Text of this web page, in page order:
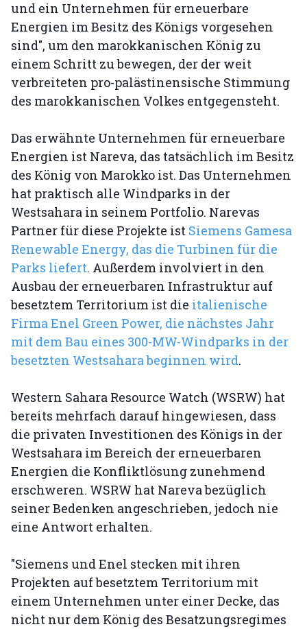
und ein Unternehmen für erneuerbare
Energien im Besitz des Königs vorgesehen
sind", um den marokkanischen König zu
einem Schritt zu bewegen, der der weit
verbreiteten pro-palästinensische Stimmung
des marokkanischen Volkes entgegensteht.
Das erwähnte Unternehmen für erneuerbare
Energien ist Nareva, das tatsächlich im Besitz
des König von Marokko ist. Das Unternehmen
hat praktisch alle Windparks in der
Westsahara in seinem Portfolio. Narevas
Partner für diese Projekte ist Siemens Gamesa
Renewable Energy, das die Turbinen für die
Parks liefert. Außerdem involviert in den
Ausbau der erneuerbaren Infrastruktur auf
besetztem Territorium ist die italienische
Firma Enel Green Power, die nächstes Jahr
mit dem Bau eines 300-MW-Windparks in der
besetzten Westsahara beginnen wird.
Western Sahara Resource Watch (WSRW) hat
bereits mehrfach darauf hingewiesen, dass
die privaten Investitionen des Königs in der
Westsahara im Bereich der erneuerbaren
Energien die Konfliktlösung zunehmend
erschweren. WSRW hat Nareva bezüglich
seiner Bedenken angeschrieben, jedoch nie
eine Antwort erhalten.
"Siemens und Enel stecken mit ihren
Projekten auf besetztem Territorium mit
einem Unternehmen unter einer Decke, das
nicht nur dem König des Besatzungsregimes